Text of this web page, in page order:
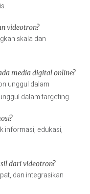
videotron?
skala dan
media digital online?
unggul dalam
dalam targeting.
informasi, edukasi,
dari videotron?
dan integrasikan